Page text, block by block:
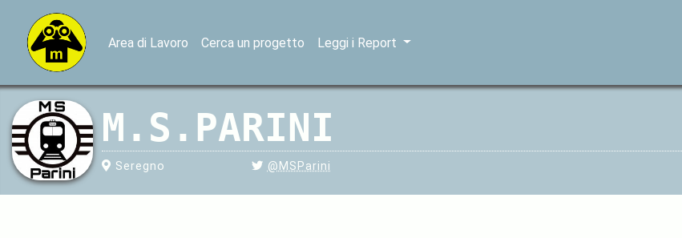
Area di Lavoro Cerca un progetto Leggi i Report
M.S.PARINI
Seregno @MSParini